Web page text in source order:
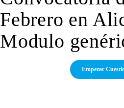
Febrero en
Modulo